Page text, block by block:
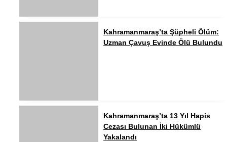
Kahramanmaraş’ta Şüpheli Ölüm:
Uzman Çavuş Evinde Ölü Bulundu
Kahramanmaraş’ta 13 Yıl Hapis
Cezası Bulunan İki Hükümlü
Yakalandı